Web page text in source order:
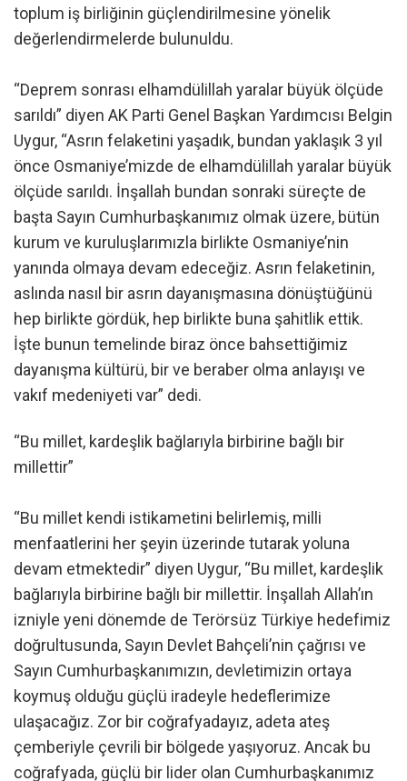
toplum iş birliğinin güçlendirilmesine yönelik
değerlendirmelerde bulunuldu.
“Deprem sonrası elhamdülillah yaralar büyük ölçüde
sarıldı” diyen AK Parti Genel Başkan Yardımcısı Belgin
Uygur, “Asrın felaketini yaşadık, bundan yaklaşık 3 yıl
önce Osmaniye’mizde de elhamdülillah yaralar büyük
ölçüde sarıldı. İnşallah bundan sonraki süreçte de
başta Sayın Cumhurbaşkanımız olmak üzere, bütün
kurum ve kuruluşlarımızla birlikte Osmaniye’nin
yanında olmaya devam edeceğiz. Asrın felaketinin,
aslında nasıl bir asrın dayanışmasına dönüştüğünü
hep birlikte gördük, hep birlikte buna şahitlik ettik.
İşte bunun temelinde biraz önce bahsettiğimiz
dayanışma kültürü, bir ve beraber olma anlayışı ve
vakıf medeniyeti var” dedi.
“Bu millet, kardeşlik bağlarıyla birbirine bağlı bir
millettir”
“Bu millet kendi istikametini belirlemiş, milli
menfaatlerini her şeyin üzerinde tutarak yoluna
devam etmektedir” diyen Uygur, “Bu millet, kardeşlik
bağlarıyla birbirine bağlı bir millettir. İnşallah Allah’ın
izniyle yeni dönemde de Terörsüz Türkiye hedefimiz
doğrultusunda, Sayın Devlet Bahçeli’nin çağrısı ve
Sayın Cumhurbaşkanımızın, devletimizin ortaya
koymuş olduğu güçlü iradeyle hedeflerimize
ulaşacağız. Zor bir coğrafyadayız, adeta ateş
çemberiyle çevrili bir bölgede yaşıyoruz. Ancak bu
coğrafyada, güçlü bir lider olan Cumhurbaşkanımız